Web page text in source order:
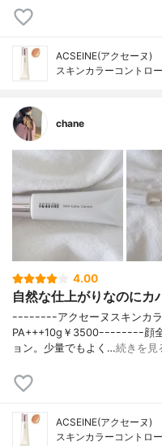
ACSEINE(アクセーヌ)
スキンカラーコントロ
chane
4.00
自然な仕上がりなのにカ
ｰｰｰｰｰｰｰｰアクセーヌスキンカ
PA+++10g￥3500ｰｰｰｰｰｰｰｰ顔
ョン。少量でもよく…続きを見
ACSEINE(アクセーヌ)
スキンカラーコントロ